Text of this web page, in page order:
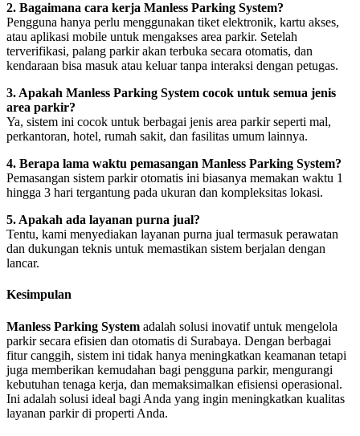
2. Bagaimana cara kerja Manless Parking System?
Pengguna hanya perlu menggunakan tiket elektronik, kartu akses,
atau aplikasi mobile untuk mengakses area parkir. Setelah
terverifikasi, palang parkir akan terbuka secara otomatis, dan
kendaraan bisa masuk atau keluar tanpa interaksi dengan petugas.
3. Apakah Manless Parking System cocok untuk semua jenis
area parkir?
Ya, sistem ini cocok untuk berbagai jenis area parkir seperti mal,
perkantoran, hotel, rumah sakit, dan fasilitas umum lainnya.
4. Berapa lama waktu pemasangan Manless Parking System?
Pemasangan sistem parkir otomatis ini biasanya memakan waktu 1
hingga 3 hari tergantung pada ukuran dan kompleksitas lokasi.
5. Apakah ada layanan purna jual?
Tentu, kami menyediakan layanan purna jual termasuk perawatan
dan dukungan teknis untuk memastikan sistem berjalan dengan
lancar.
Kesimpulan
Manless Parking System adalah solusi inovatif untuk mengelola
parkir secara efisien dan otomatis di Surabaya. Dengan berbagai
fitur canggih, sistem ini tidak hanya meningkatkan keamanan tetapi
juga memberikan kemudahan bagi pengguna parkir, mengurangi
kebutuhan tenaga kerja, dan memaksimalkan efisiensi operasional.
Ini adalah solusi ideal bagi Anda yang ingin meningkatkan kualitas
layanan parkir di properti Anda.